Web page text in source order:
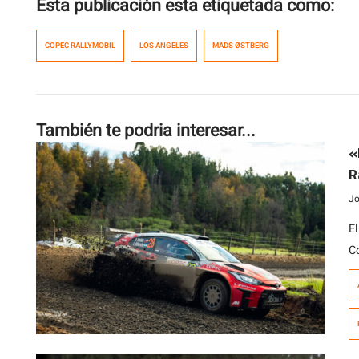
Esta publicación esta etiquetada como:
COPEC RALLYMOBIL LOS ANGELES MADS ØSTBERG
También te podria interesar...